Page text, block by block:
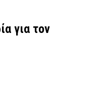
για τον